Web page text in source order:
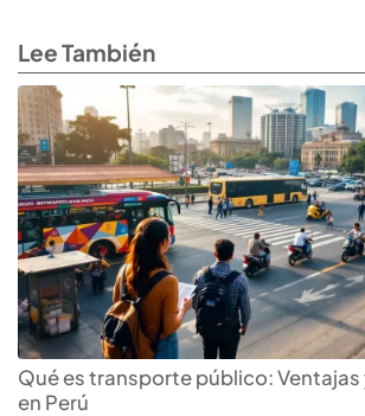
Lee También
Qué es transporte público:
en Perú